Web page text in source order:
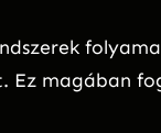
magában